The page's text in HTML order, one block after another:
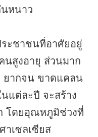
หนาว
ะชาชนที่อาศัยอยู่
นสูงอายุ ส่วนมาก
ยากจน ขาดแคลน
แต่ละปี จะสร้าง
โดยอุณหภูมิช่วงที่
เซลเซียส